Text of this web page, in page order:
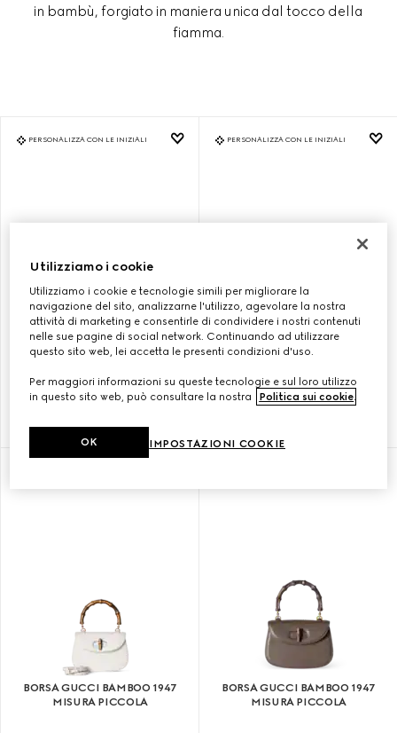
in bambù, forgiato in maniera unica dal tocco della
fiamma.
PERSONALIZZA CON LE INIZIALI
BORSA GUCCI BAMBOO 1947
€ 4.100
PERSONALIZZA CON LE INIZIALI
BORSA GUCCI BAMBOO 1947
BORSA GUCCI BAMBOO 1947
MISURA PICCOLA
BORSA GUCCI BAMBOO 1947
MISURA PICCOLA
Utilizziamo i cookie
Utilizziamo i cookie e tecnologie simili per migliorare la
navigazione del sito, analizzarne l'utilizzo, agevolare la nostra
attività di marketing e consentirle di condividere i nostri contenuti
nelle sue pagine di social network. Continuando ad utilizzare
questo sito web, lei accetta le presenti condizioni d'uso.
Per maggiori informazioni su queste tecnologie e sul loro utilizzo
in questo sito web, può consultare la nostra
Politica sui cookie.
IMPOSTAZIONI COOKIE
OK